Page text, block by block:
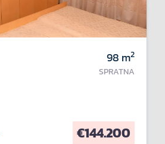
98 m2
SPRATNA
€144.200